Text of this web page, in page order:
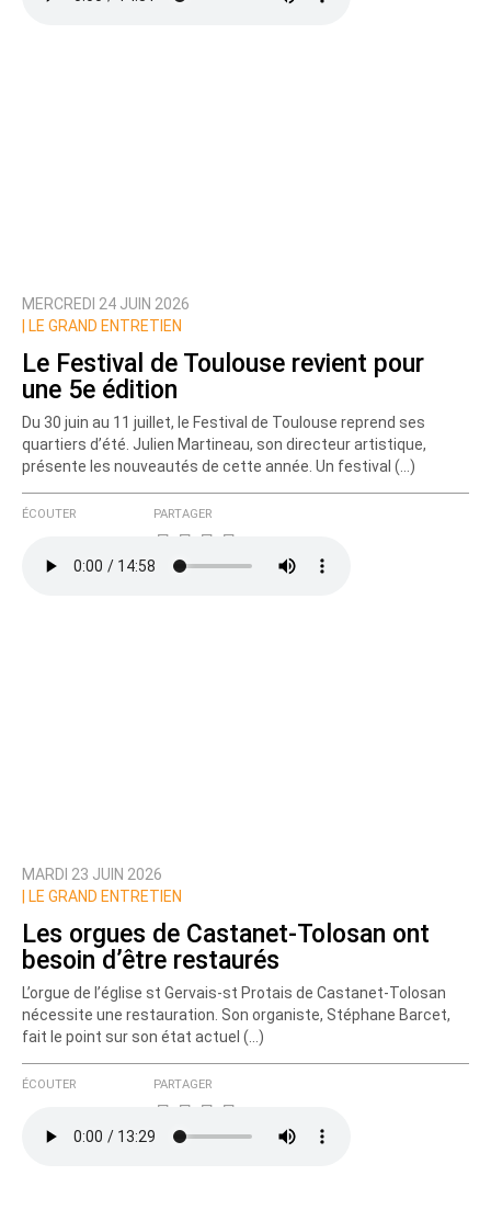
MERCREDI 24 JUIN 2026
LE GRAND ENTRETIEN
Le Festival de Toulouse revient pour
une 5e édition
Du 30 juin au 11 juillet, le Festival de Toulouse reprend ses
quartiers d’été. Julien Martineau, son directeur artistique,
présente les nouveautés de cette année. Un festival (…)
ÉCOUTER PARTAGER
MARDI 23 JUIN 2026
LE GRAND ENTRETIEN
Les orgues de Castanet-Tolosan ont
besoin d’être restaurés
L’orgue de l’église st Gervais-st Protais de Castanet-Tolosan
nécessite une restauration. Son organiste, Stéphane Barcet,
fait le point sur son état actuel (…)
ÉCOUTER PARTAGER